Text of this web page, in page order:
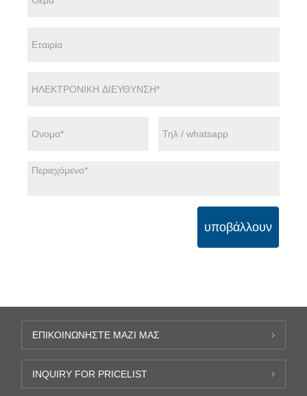
υποβάλλουν
ΕΠΙΚΟΙΝΩΝΉΣΤΕ ΜΑΖΊ ΜΑΣ
INQUIRY FOR PRICELIST